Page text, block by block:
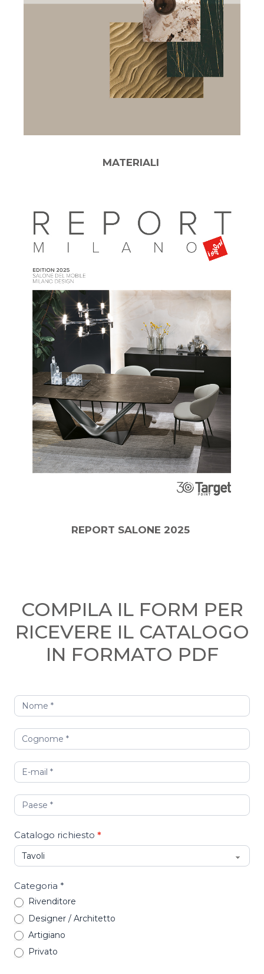
MATERIALI
REPORT SALONE 2025
COMPILA IL FORM PER
RICEVERE IL CATALOGO
IN FORMATO PDF
Catalogo
Mod
Catalogo richiesto *
Categoria *
Rivenditore
Designer / Architetto
Artigiano
Privato